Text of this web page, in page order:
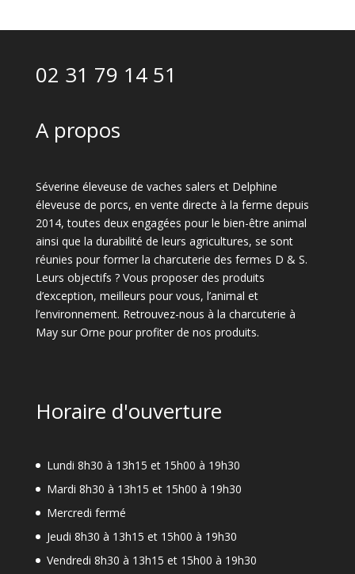
02 31 79 14 51
A propos
Séverine éleveuse de vaches salers et Delphine
éleveuse de porcs, en vente directe à la ferme depuis
2014, toutes deux engagées pour le bien-être animal
ainsi que la durabilité de leurs agricultures, se sont
réunies pour former la charcuterie des fermes D & S.
Leurs objectifs ? Vous proposer des produits
d’exception, meilleurs pour vous, l’animal et
l’environnement. Retrouvez-nous à la charcuterie à
May sur Orne pour profiter de nos produits.
Horaire d'ouverture
Lundi 8h30 à 13h15 et 15h00 à 19h30
Mardi 8h30 à 13h15 et 15h00 à 19h30
Mercredi fermé
Jeudi 8h30 à 13h15 et 15h00 à 19h30
Vendredi 8h30 à 13h15 et 15h00 à 19h30